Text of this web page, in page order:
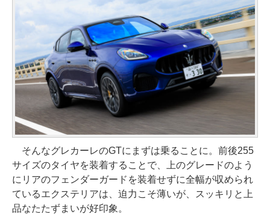
そんなグレカーレのGTにまずは乗ることに。前後255
サイズのタイヤを装着することで、上のグレードのよう
にリアのフェンダーガードを装着せずに全幅が収められ
ているエクステリアは、迫力こそ薄いが、スッキリと上
品なたたずまいが好印象。